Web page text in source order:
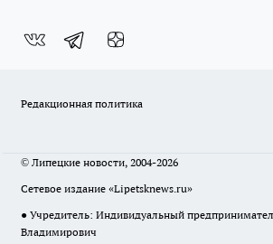
Редакционная политика
© Липецкие новости, 2004-2026
Сетевое издание «Lipetsknews.ru»
● Учредитель: Индивидуальный
Владимирович